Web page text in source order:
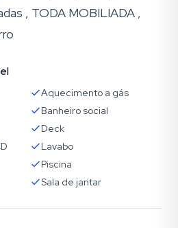
, TODA MOBILIADA ,
Aquecimento a gás
Banheiro social
Deck
Lavabo
Piscina
Sala de jantar